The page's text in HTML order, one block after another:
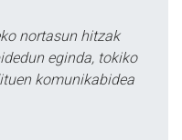
nortasun hitzak
eginda, tokiko
komunikabidea